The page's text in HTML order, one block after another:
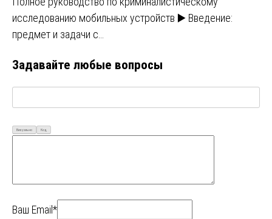
исследованию мобильных устройств ▶️ Введение:
предмет и задачи с…
Задавайте любые вопросы
Визуально Код
Ваш Email*